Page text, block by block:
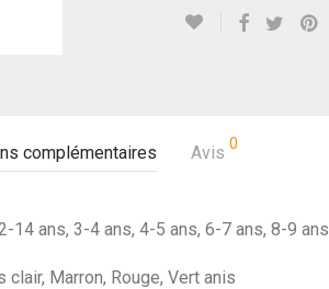
complémentaires Avis 0
14 ans, 3-4 ans, 4-5 ans, 6-7 ans, 8-9 ans
clair, Marron, Rouge, Vert anis